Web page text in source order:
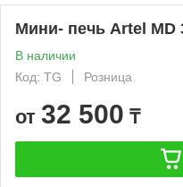
Мини- печь Artel MD
В наличии
Код: TG
Розница
от 32 500 ₸